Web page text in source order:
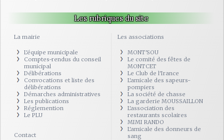
Les rubriques du site
La mairie
L'équipe municipale
Comptes-rendus du conseil
municipal
Délibérations
Convocations et liste des
délibérations
Démarches administratives
Les publications
Réglemention
Le PLU
Contact
Les associations
MONT'SOU
Le comité des fêtes de
MONTCET
Le Club de l'Irance
L'amicale des sapeurs-
pompiers
La société de chasse
La garderie MOUSSAILLON
L'association des
restaurants scolaires
MIMI RANDO
L'amicale des donneurs de
sang